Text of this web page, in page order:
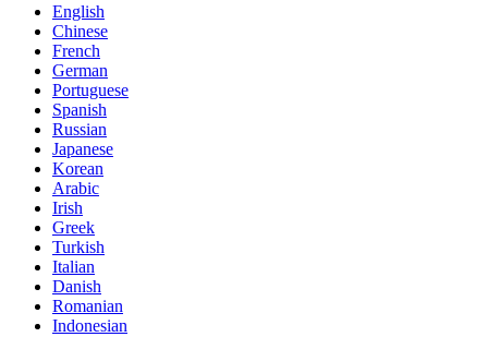
English
Chinese
French
German
Portuguese
Spanish
Russian
Japanese
Korean
Arabic
Irish
Greek
Turkish
Italian
Danish
Romanian
Indonesian